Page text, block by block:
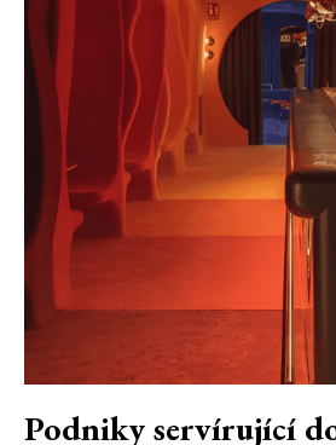
Podniky servírující